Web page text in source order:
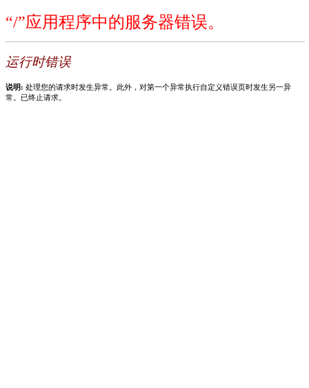
“/”应用程序中的服务器错误。
运行时错误
说明: 处理您的请求时发生异常。此外，对第一个异常执行自定义错误页时发生另一异
常。已终止请求。